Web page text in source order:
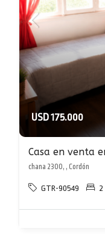
USD 175.000
Casa en venta
chana 2300, , Cordón
GTR-90549 2